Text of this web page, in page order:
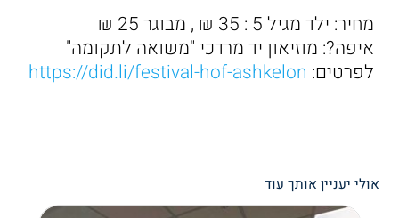
מחיר: ילד מגיל 5 : 35 ₪ , מבוגר 25 ₪
איפה?: מוזיאון יד מרדכי "משואה לתקומה"
לפרטים: https://did.li/festival-hof-ashkelon
אולי יעניין אותך עוד